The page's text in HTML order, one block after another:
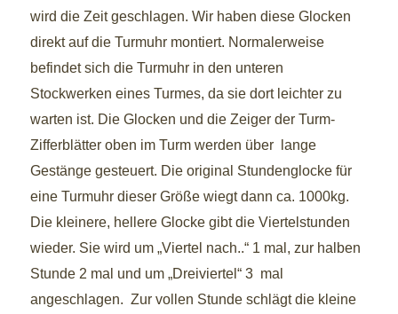
wird die Zeit geschlagen. Wir haben diese Glocken
direkt auf die Turmuhr montiert. Normalerweise
befindet sich die Turmuhr in den unteren
Stockwerken eines Turmes, da sie dort leichter zu
warten ist. Die Glocken und die Zeiger der Turm-
Zifferblätter oben im Turm werden über lange
Gestänge gesteuert. Die original Stundenglocke für
eine Turmuhr dieser Größe wiegt dann ca. 1000kg.
Die kleinere, hellere Glocke gibt die Viertelstunden
wieder. Sie wird um „Viertel nach..“ 1 mal, zur halben
Stunde 2 mal und um „Dreiviertel“ 3 mal
angeschlagen. Zur vollen Stunde schlägt die kleine